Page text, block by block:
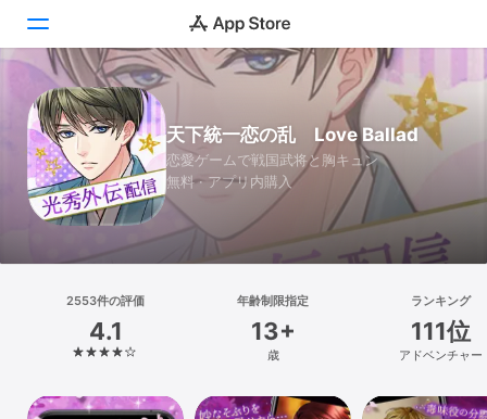
Today
ゲーム
アプリ
Arcade
検索
プラットフォーム
iPhone
iPad
天下統一恋の乱 Love Ballad
恋愛ゲームで戦国武将と胸キュン
無料 · アプリ内購入
2553件の評価
4.1
年齢制限指定
13+
歳
ランキング
111位
アドベンチャー